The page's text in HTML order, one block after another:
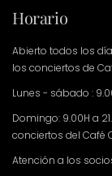
Horario
Abierto todos los
los conciertos de
Lunes - sábado :
Domingo: 9.00H a
conciertos del Café
Atención a los